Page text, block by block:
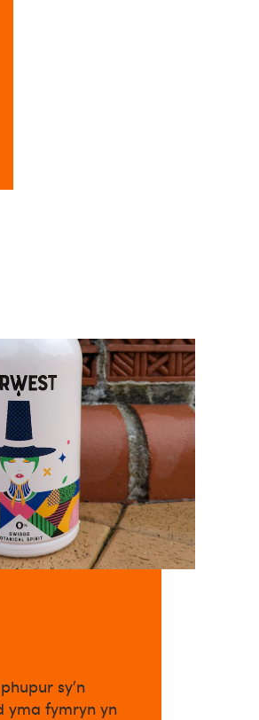
sy'n
yma fymryn yn